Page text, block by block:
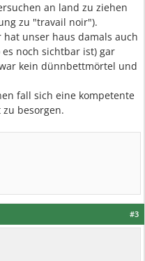
an land zu ziehen
zu "travail noir").
unser haus damals auch
noch sichtbar ist) gar
kein dünnbettmörtel und
fall sich eine kompetente
besorgen.
#3